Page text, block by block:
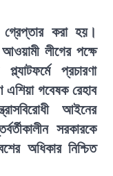
করা হয়।
লীগের পক্ষে
প্রচারণা
এশিয়া গবেষক রেহাব
আইনের
সরকারকে
অধিকার নিশ্চিত